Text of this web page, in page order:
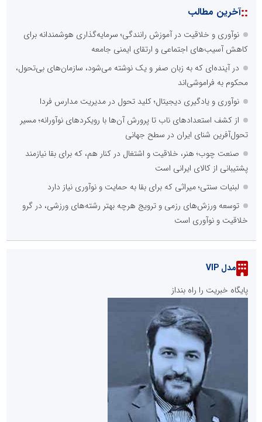
::آخرین مطالب
نوآوری و خلاقیت در آموزش رانندگی؛ سرمایه‌گذاری هوشمندانه برای
کاهش آسیب‌های اجتماعی و ارتقای ایمنی جامعه
در آینده‌ای که به زبان صفر و یک نوشته می‌شود، سازمان‌های بی‌تحول،
محکوم به فراموشی‌اند
نوآوری و یادگیری دیجیتال؛ کلید تحول در مدیریت مدارس فردا
از کشف استعدادهای ناب تا پرورش آن‌ها با رویکردهای نوآورانه؛ مسیر
تحول‌آفرین شنای ایران در سطح جهانی
صنعت چوب؛ هنر، خلاقیت و اشتغال در کنار هم، که برای بقا نیازمند
پشتیبانی از کالای ایرانی است
لبنیات سنتی؛ میراثی که برای بقا به حمایت و نوآوری نیاز دارد
توسعه ورزش‌های رزمی و ترویج هرچه بهتر رشته‌های ورزشی، در گرو
خلاقیت و نوآوری است
مدل VIP
پایگاه خبریت را راه بنداز